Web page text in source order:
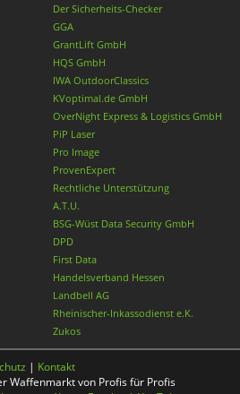
Der Sicherheits-Checker
GGA
GrantLift GmbH
HQS GmbH
IWA OutdoorClassics
KVoptimal.de GmbH
OverNight Express & Logistics GmbH
PiP Laser
Pro Image
ProvenExpert
Rechtliche Unterstützung
A.T.U.
BSG-Wüst Data Security GmbH
DPD
First Data
Handelsverband Hessen
Landbell AG
Rheinischer-Inkassodienst e.K.
Zukos
| Kontakt
Waffenmarkt von Profis für Profis